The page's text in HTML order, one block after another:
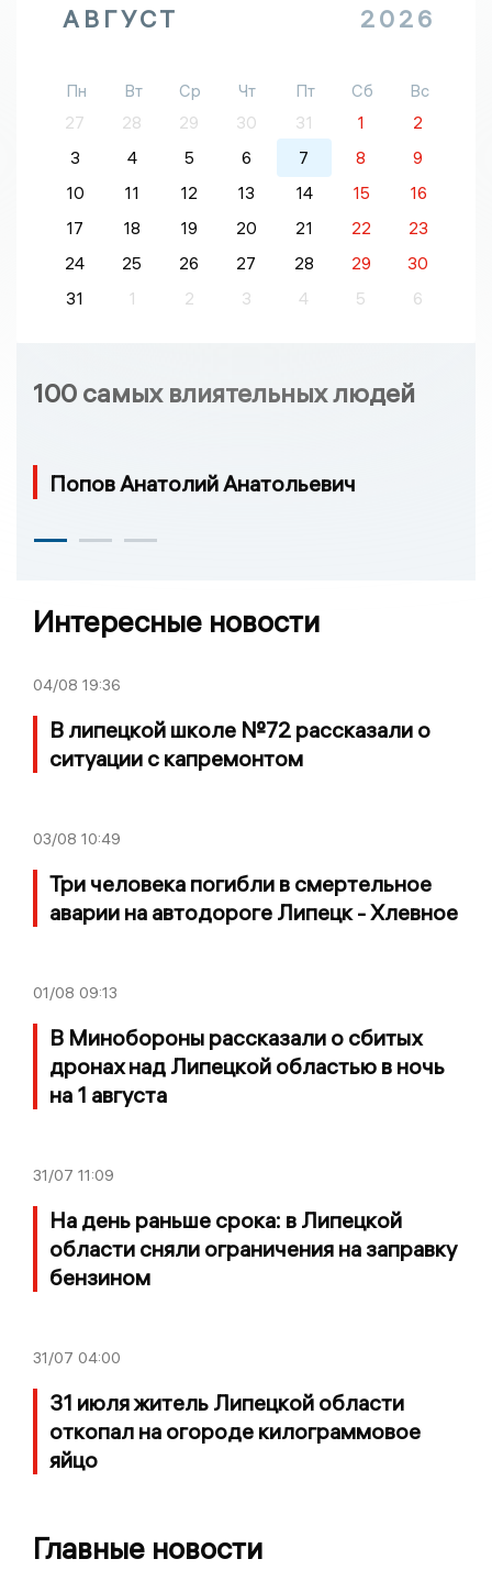
АВГУСТ 2026
Пн Вт Ср Чт Пт Сб
Вс
27
28 29 30 31 1
2
3
4 5 6 7 8
9
10
11 12 13 14 15
16
17
18 19 20 21 22
23
24
25 26 27 28 29
30
31
1 2 3 4 5 6
100 самых влиятельных людей
Попов Анатолий Анатольевич
Интересные новости
04/08 19:36
В липецкой школе №72 рассказали о
ситуации с капремонтом
03/08 10:49
Три человека погибли в смертельное
аварии на автодороге Липецк - Хлевное
01/08 09:13
В Минобороны рассказали о сбитых
дронах над Липецкой областью в ночь
на 1 августа
31/07 11:09
На день раньше срока: в Липецкой
области сняли ограничения на заправку
бензином
31/07 04:00
31 июля житель Липецкой области
откопал на огороде килограммовое
яйцо
Главные новости